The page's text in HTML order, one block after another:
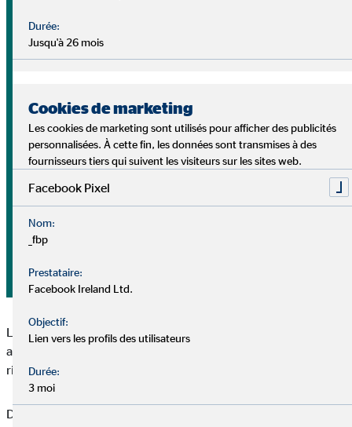
Aperçu général des types de fonds
immobiliers, de matières premières ou fonds mixtes
Par mode de gestion : actif ou passif (fonds indiciels)
Par limitation de capital
Par mode de versement de dividendes
Les fonds d’actionscontiennent un assemblage de différentes
actions qui peuvent connaître des évolutions très variées. Le
risque varie selon le mélange et la dispersion des actions.
Dans le cas des
Durée:
Jusqu'à 26 mois
Cookies de marketing
Les cookies de marketing sont utilisés pour afficher des publicités
personnalisées. À cette fin, les données sont transmises à des
fournisseurs tiers qui suivent les visiteurs sur les sites web.
Facebook Pixel
Nom:
_fbp
Prestataire:
Facebook Ireland Ltd.
Objectif:
Lien vers les profils des utilisateurs
Durée:
3 moi